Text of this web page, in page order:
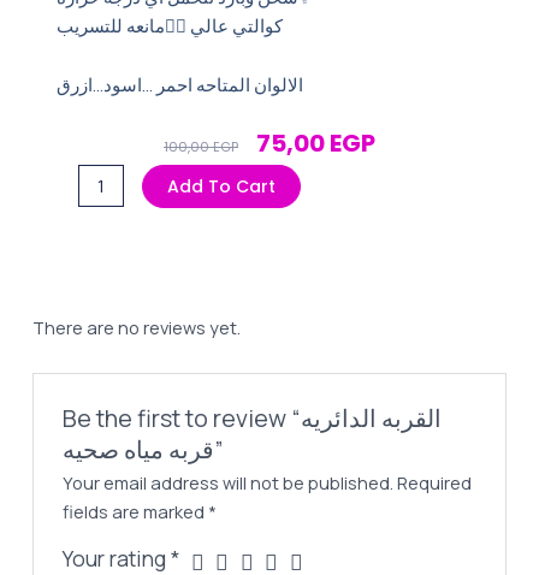
كوالتي عالي ❤️‍🔥مانعه للتسريب
الالوان المتاحه احمر …اسود…ازرق
100,00EGP Original
Price
Was:
75,00EGPCurrent
الدائريه
quantity
Add To Cart
There are no reviews yet.
Be the first to review “القربه الدائريه
قربه مياه صحيه”
Your email address will not be published. Required
fields are marked *
Your rating*